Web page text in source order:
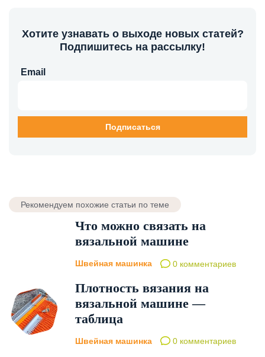
Хотите узнавать о выходе новых статей?
Подпишитесь на рассылку!
Email
Рекомендуем похожие статьи по теме
Что можно связать на
вязальной машине
Швейная машинка 0 комментариев
Плотность вязания на
вязальной машине —
таблица
Швейная машинка 0 комментариев